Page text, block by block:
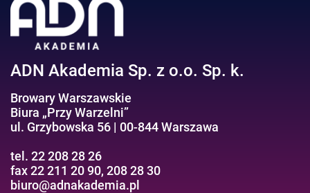
ADN Akademia Sp. z o.o. Sp. k.
Browary Warszawskie
Biura „Przy Warzelni”
ul. Grzybowska 56 | 00-844 Warszawa
tel. 22 208 28 26
fax 22 211 20 90, 208 28 30
biuro@adnakademia.pl